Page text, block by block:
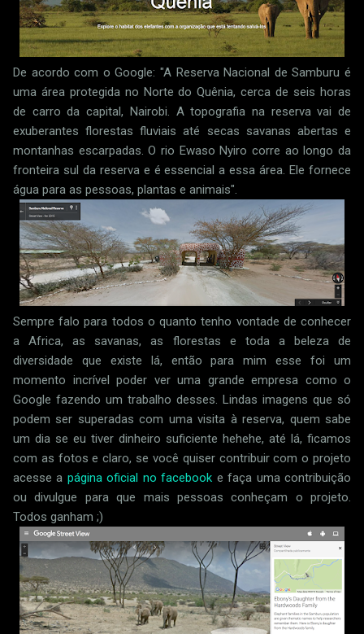
De acordo com o Google: "A Reserva Nacional de Samburu é
uma área protegida no Norte do Quênia, cerca de seis horas
de carro da capital, Nairobi. A topografia na reserva vai de
exuberantes florestas fluviais até secas savanas abertas e
montanhas escarpadas. O rio Ewaso Nyiro corre ao longo da
fronteira sul da reserva e é essencial a essa área. Ele fornece
água para as pessoas, plantas e animais".
Sempre falo para todos o quanto tenho vontade de conhecer
a Africa, as savanas, as florestas e toda a beleza de
diversidade que existe lá, então para mim esse foi um
momento incrível poder ver uma grande empresa como o
Google fazendo um trabalho desses. Lindas imagens que só
podem ser superadas com uma visita à reserva, quem sabe
um dia se eu tiver dinheiro suficiente hehehe, até lá, ficamos
com as fotos e claro, se você quiser contribuir com o projeto
acesse a página oficial no facebook e faça uma contribuição
ou divulgue para que mais pessoas conheçam o projeto.
Todos ganham ;)